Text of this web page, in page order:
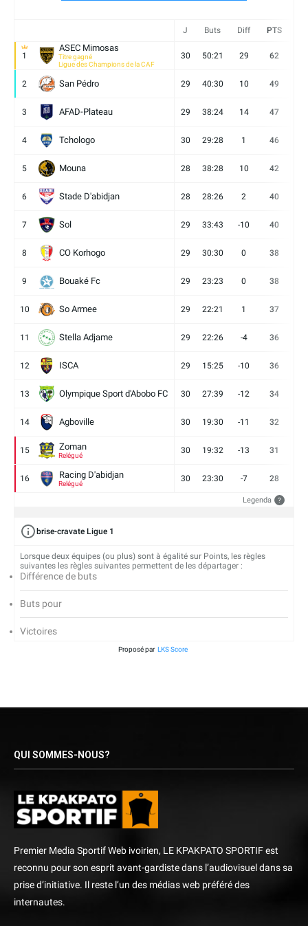
J Buts Diff PTS
1
ASEC Mimosas
Titre gagné
Ligue des Champions de la CAF
30 50:21 29 62
2 San Pédro 29 40:30 10 49
3 AFAD-Plateau 29 38:24 14 47
4 Tchologo 30 29:28 1 46
5 Mouna 28 38:28 10 42
6 Stade D'abidjan 28 28:26 2 40
7 Sol 29 33:43 -10 40
8 CO Korhogo 29 30:30 0 38
9 Bouaké Fc 29 23:23 0 38
10 So Armee 29 22:21 1 37
11 Stella Adjame 29 22:26 -4 36
12 ISCA 29 15:25 -10 36
13 Olympique Sport d'Abobo FC 30 27:39 -12 34
14 Agboville 30 19:30 -11 32
15 Zoman
Relégué
30 19:32 -13 31
16 Racing D'abidjan
Relégué
30 23:30 -7 28
Legenda ?
brise-cravate Ligue 1
Lorsque deux équipes (ou plus) sont à égalité sur Points, les règles
suivantes les règles suivantes permettent de les départager :
Différence de buts
Buts pour
Victoires
Proposé par LKS Score
QUI SOMMES-NOUS?
Premier Media Sportif Web ivoirien, LE KPAKPATO SPORTIF est
reconnu pour son esprit avant-gardiste dans l’audiovisuel dans sa
prise d’initiative. Il reste l’un des médias web préféré des
internautes.